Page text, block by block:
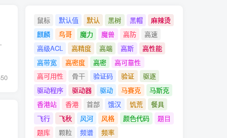
案。 简单的说，dubbo就是个服...
鼠标 默认值 默认 黑树 黑帽
麻辣烫
麒麟
鸟哥 魔力 魔兽 高防
高速
高级ACL
高精度 高端 高斯
高性能
高带宽
高密度 高密
高可靠性
高可用性
骨干 验证码 验证
驱逐
驱动程序
驱动器 驱动 马赛克
马斯克
香港站
香港 首部 饿汉 饥荒
餐具
飞行
飞秋 风河 风格 颜色代码
题目
题库
颗粒 频谱 频率